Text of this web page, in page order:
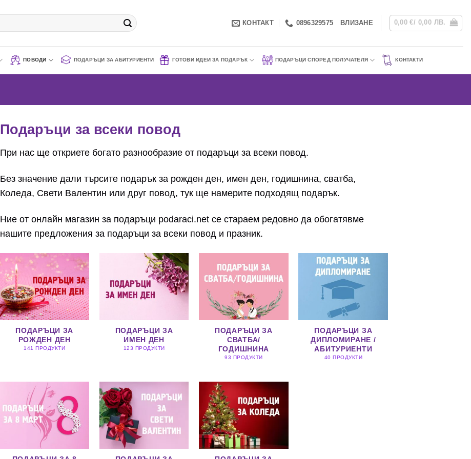
КОНТАКТ 0896329575 ВЛИЗАНЕ 0,00€/ 0,00 ЛВ.
ПОВОДИ ПОДАРЪЦИ ЗА АБИТУРИЕНТИ ГОТОВИ ИДЕИ ЗА ПОДАРЪК ПОДАРЪЦИ СПОРЕД ПОЛУЧАТЕЛЯ КОНТАКТИ
Подаръци за всеки повод
При нас ще откриете богато разнообразие от подаръци за всеки повод.
Без значение дали търсите подарък за рожден ден, имен ден, годишнина, сватба,
Коледа, Свети Валентин или друг повод, тук ще намерите подходящ подарък.
Ние от онлайн магазин за подаръци podaraci.net се стараем редовно да обогатявме
нашите предложения за подаръци за всеки повод и празник.
ПОДАРЪЦИ ЗА
РОЖДЕН ДЕН
141 ПРОДУКТИ
ПОДАРЪЦИ ЗА
ИМЕН ДЕН
123 ПРОДУКТИ
ПОДАРЪЦИ ЗА
СВАТБА/
ГОДИШНИНА
93 ПРОДУКТИ
ПОДАРЪЦИ ЗА
ДИПЛОМИРАНЕ /
АБИТУРИЕНТИ
40 ПРОДУКТИ